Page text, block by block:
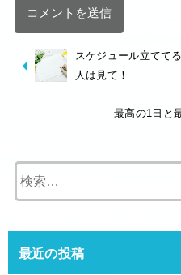
スケジュール立てて
人は見て！
最高の1日と
最近の投稿